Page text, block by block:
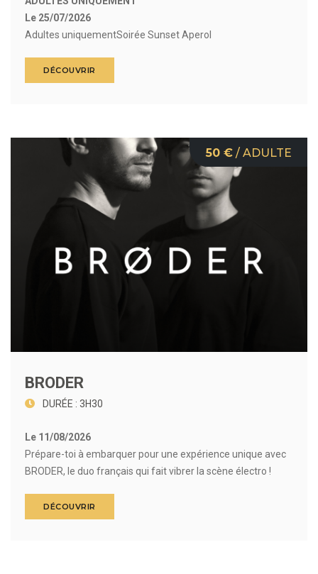
Le 25/07/2026
Adultes uniquementSoirée Sunset Aperol
DÉCOUVRIR
50 €/ ADULTE
BRODER
DURÉE : 3H30
Le 11/08/2026
Prépare-toi à embarquer pour une expérience unique avec
BRODER, le duo français qui fait vibrer la scène électro !
DÉCOUVRIR